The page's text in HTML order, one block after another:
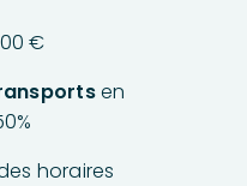
€
en
horaires